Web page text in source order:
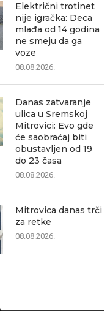
Električni trotinet
nije igračka: Deca
mlađa od 14 godina
ne smeju da ga
voze
08.08.2026.
Danas zatvaranje
ulica u Sremskoj
Mitrovici: Evo gde
će saobraćaj biti
obustavljen od 19
do 23 časa
08.08.2026.
Mitrovica danas trči
za retke
08.08.2026.